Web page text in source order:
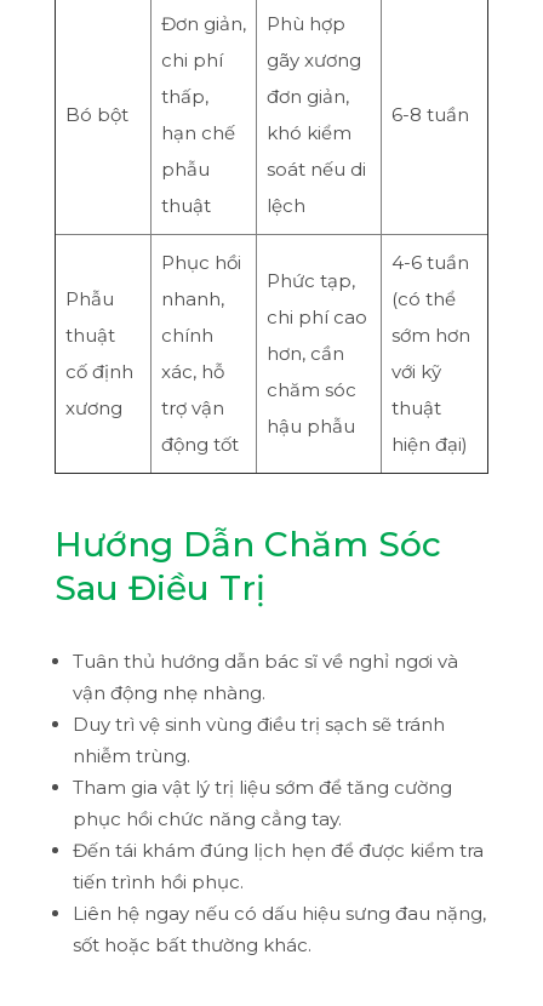
Bó bột
Đơn giản,
chi phí
thấp,
hạn chế
phẫu
thuật
Phù hợp
gãy xương
đơn giản,
khó kiểm
soát nếu di
lệch
6-8 tuần
Phẫu
thuật
cố định
xương
Phục hồi
nhanh,
chính
xác, hỗ
trợ vận
động tốt
Phức tạp,
chi phí cao
hơn, cần
chăm sóc
hậu phẫu
4-6 tuần
(có thể
sớm hơn
với kỹ
thuật
hiện đại)
Hướng Dẫn Chăm Sóc
Sau Điều Trị
Tuân thủ hướng dẫn bác sĩ về nghỉ ngơi và
vận động nhẹ nhàng.
Duy trì vệ sinh vùng điều trị sạch sẽ tránh
nhiễm trùng.
Tham gia vật lý trị liệu sớm để tăng cường
phục hồi chức năng cẳng tay.
Đến tái khám đúng lịch hẹn để được kiểm tra
tiến trình hồi phục.
Liên hệ ngay nếu có dấu hiệu sưng đau nặng,
sốt hoặc bất thường khác.